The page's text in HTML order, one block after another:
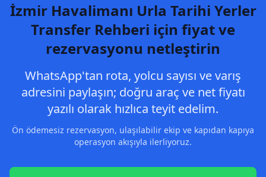
İzmir Havalimanı Urla Tarihi Yerler
Transfer Rehberi için fiyat ve
rezervasyonu netleştirin
WhatsApp'tan rota, yolcu sayısı ve varış
adresini paylaşın; doğru araç ve net fiyatı
yazılı olarak hızlıca teyit edelim.
Ön ödemesiz rezervasyon, ulaşılabilir ekip ve kapıdan kapıya
operasyon akışıyla ilerliyoruz.